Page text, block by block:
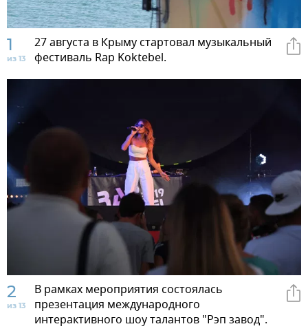
1
из 13
27 августа в Крыму стартовал музыкальный
фестиваль Rap Koktebel.
2
из 13
В рамках мероприятия состоялась
презентация международного
интерактивного шоу талантов "Рэп завод".